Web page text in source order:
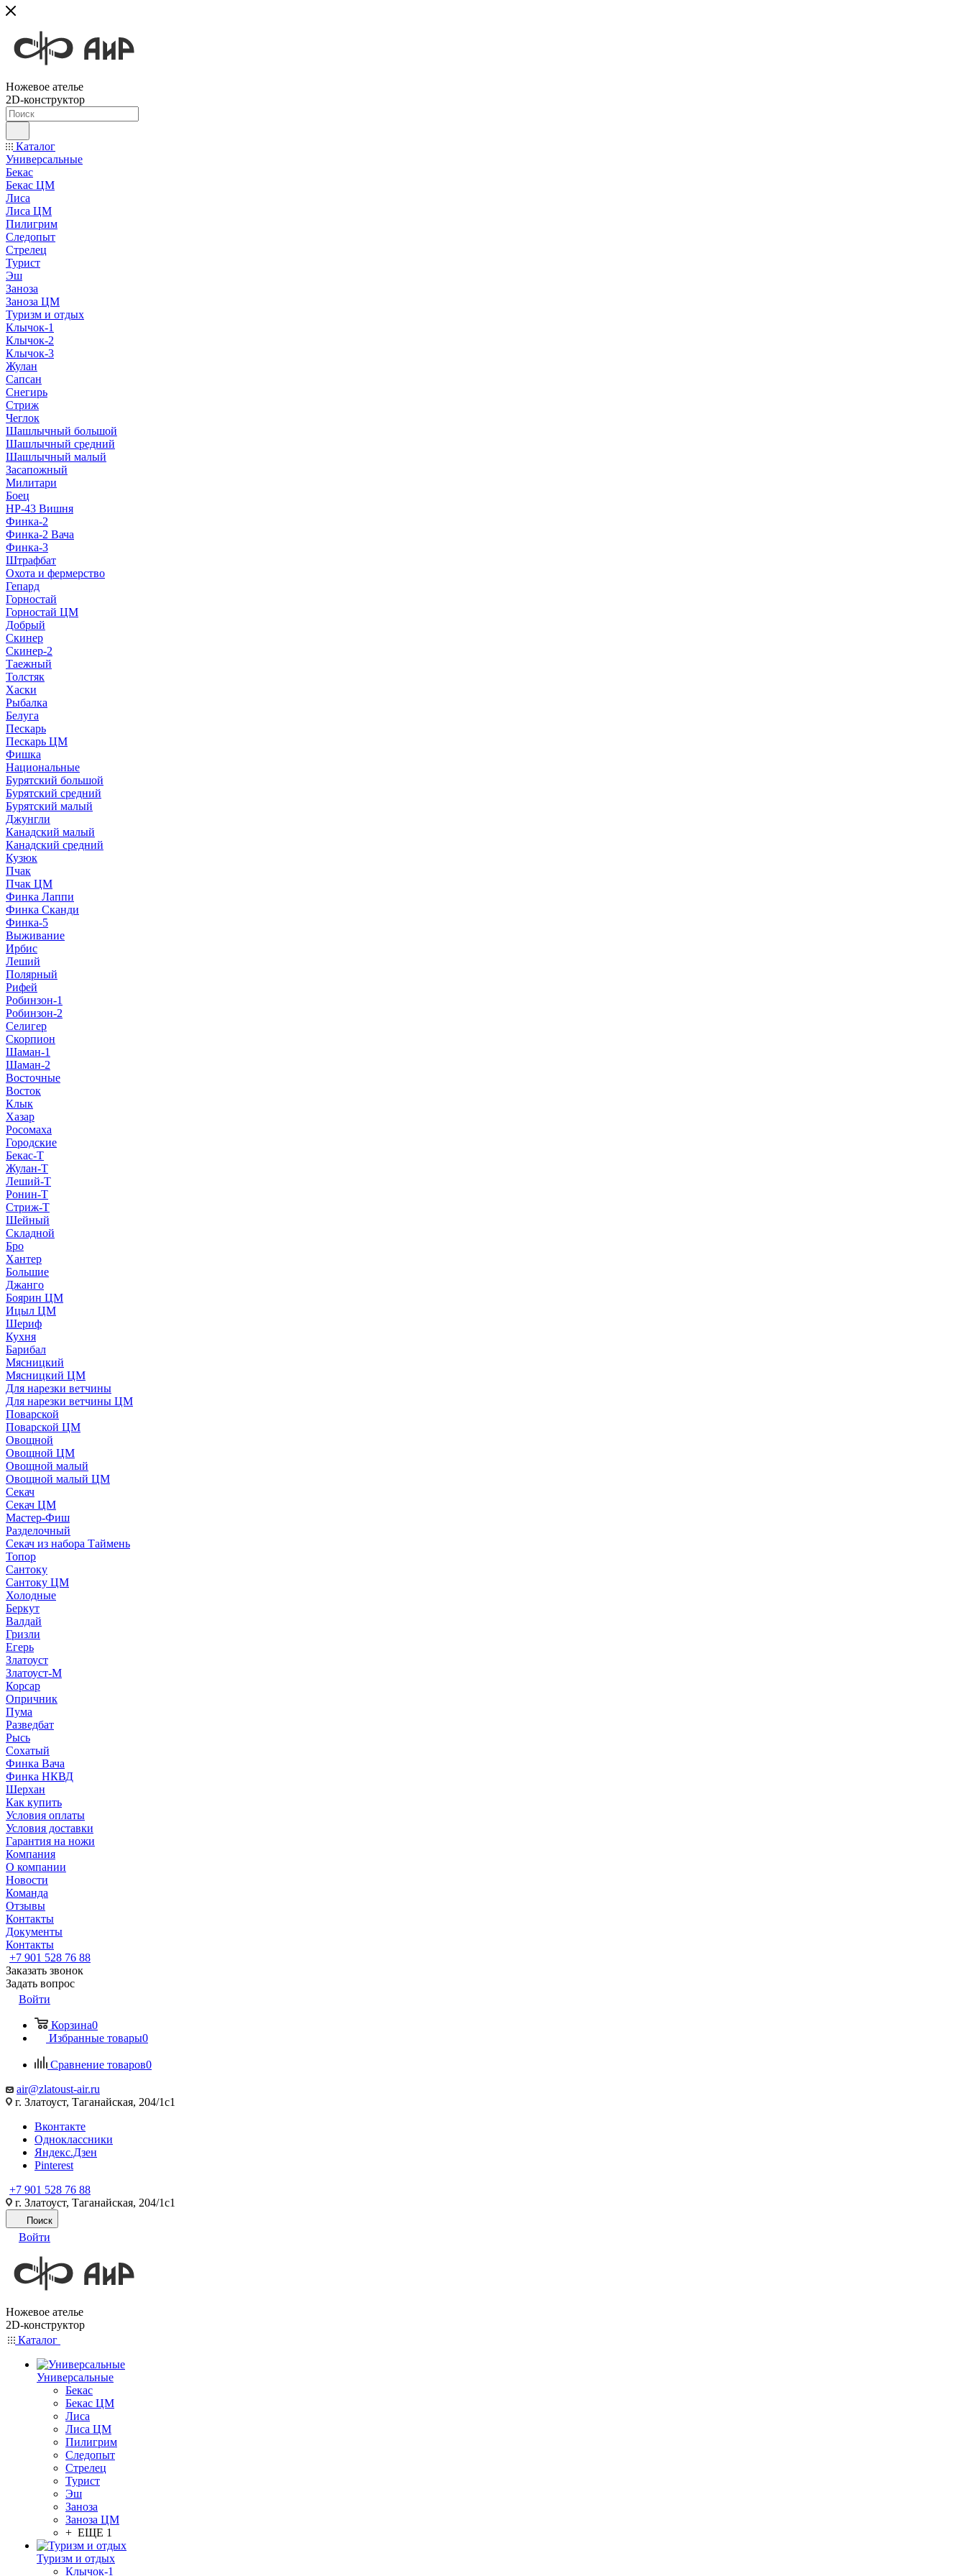
Ножевое ателье
2D-конструктор
Каталог
Универсальные
Бекас
Бекас ЦМ
Лиса
Лиса ЦМ
Пилигрим
Следопыт
Стрелец
Турист
Эш
Заноза
Заноза ЦМ
Туризм и отдых
Клычок-1
Клычок-2
Клычок-3
Жулан
Сапсан
Снегирь
Стриж
Чеглок
Шашлычный большой
Шашлычный средний
Шашлычный малый
Засапожный
Милитари
Боец
НР-43 Вишня
Финка-2
Финка-2 Вача
Финка-3
Штрафбат
Охота и фермерство
Гепард
Горностай
Горностай ЦМ
Добрый
Скинер
Скинер-2
Таежный
Толстяк
Хаски
Рыбалка
Белуга
Пескарь
Пескарь ЦМ
Фишка
Национальные
Бурятский большой
Бурятский средний
Бурятский малый
Джунгли
Канадский малый
Канадский средний
Кузюк
Пчак
Пчак ЦМ
Финка Лаппи
Финка Сканди
Финка-5
Выживание
Ирбис
Леший
Полярный
Рифей
Робинзон-1
Робинзон-2
Селигер
Скорпион
Шаман-1
Шаман-2
Восточные
Восток
Клык
Хазар
Росомаха
Городские
Бекас-Т
Жулан-Т
Леший-Т
Ронин-Т
Стриж-Т
Шейный
Складной
Бро
Хантер
Большие
Джанго
Боярин ЦМ
Ицыл ЦМ
Шериф
Кухня
Барибал
Мясницкий
Мясницкий ЦМ
Для нарезки ветчины
Для нарезки ветчины ЦМ
Поварской
Поварской ЦМ
Овощной
Овощной ЦМ
Овощной малый
Овощной малый ЦМ
Секач
Секач ЦМ
Мастер-Фиш
Разделочный
Секач из набора Таймень
Топор
Сантоку
Сантоку ЦМ
Холодные
Беркут
Валдай
Гризли
Егерь
Златоуст
Златоуст-М
Корсар
Опричник
Пума
Разведбат
Рысь
Сохатый
Финка Вача
Финка НКВД
Шерхан
Как купить
Условия оплаты
Условия доставки
Гарантия на ножи
Компания
О компании
Новости
Команда
Отзывы
Контакты
Документы
Контакты
+7 901 528 76 88
Заказать звонок
Задать вопрос
Войти
Корзина0
Избранные товары0
Сравнение товаров0
air@zlatoust-air.ru
г. Златоуст, Таганайская, 204/1с1
Вконтакте
Одноклассники
Яндекс.Дзен
Pinterest
+7 901 528 76 88
г. Златоуст, Таганайская, 204/1с1
Поиск
Войти
Ножевое ателье
2D-конструктор
Каталог
Универсальные
Бекас
Бекас ЦМ
Лиса
Лиса ЦМ
Пилигрим
Следопыт
Стрелец
Турист
Эш
Заноза
Заноза ЦМ
+ ЕЩЕ 1
Туризм и отдых
Клычок-1